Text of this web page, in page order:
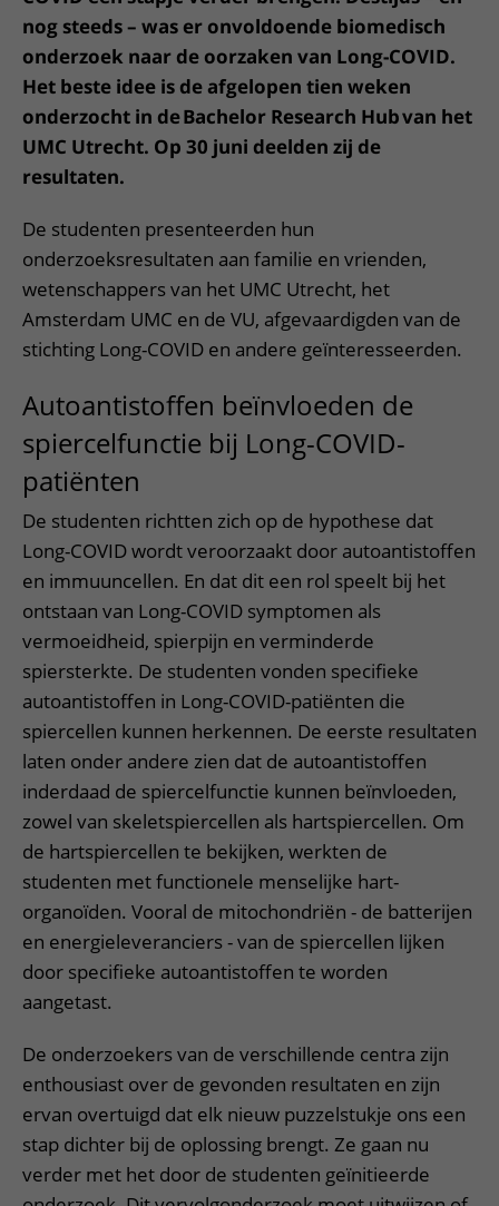
nog steeds – was er onvoldoende biomedisch
onderzoek naar de oorzaken van Long-COVID.
Het beste idee is de afgelopen tien weken
onderzocht in de Bachelor Research Hubvan het
UMC Utrecht. Op 30 juni deelden zij de
resultaten.
De studenten presenteerden hun
onderzoeksresultaten aan familie en vrienden,
wetenschappers van het UMC Utrecht, het
Amsterdam UMC en de VU, afgevaardigden van de
stichting Long-COVID en andere geïnteresseerden.
Autoantistoffen beïnvloeden de
spiercelfunctie bij Long-COVID-
patiënten
De studenten richtten zich op de hypothese dat
Long-COVID wordt veroorzaakt door autoantistoffen
en immuuncellen. En dat dit een rol speelt bij het
ontstaan van Long-COVID symptomen als
vermoeidheid, spierpijn en verminderde
spiersterkte. De studenten vonden specifieke
autoantistoffen in Long-COVID-patiënten die
spiercellen kunnen herkennen. De eerste resultaten
laten onder andere zien dat de autoantistoffen
inderdaad de spiercelfunctie kunnen beïnvloeden,
zowel van skeletspiercellen als hartspiercellen. Om
de hartspiercellen te bekijken, werkten de
studenten met functionele menselijke hart-
organoïden. Vooral de mitochondriën - de batterijen
en energieleveranciers - van de spiercellen lijken
door specifieke autoantistoffen te worden
aangetast.
De onderzoekers van de verschillende centra zijn
enthousiast over de gevonden resultaten en zijn
ervan overtuigd dat elk nieuw puzzelstukje ons een
stap dichter bij de oplossing brengt. Ze gaan nu
verder met het door de studenten geïnitieerde